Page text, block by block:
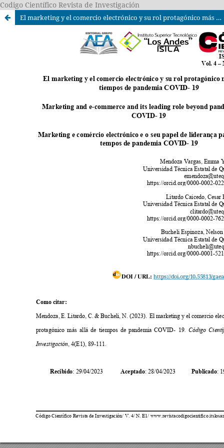
Codigo Científico Revista de Investigación
El marketing y el comercio electrónico y su rol protagónico más allá de tiempos de pandemia COVID- 19